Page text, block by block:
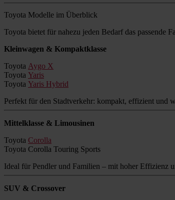
Toyota Modelle im Überblick
Toyota bietet für nahezu jeden Bedarf das passende
Kleinwagen & Kompaktklasse
Toyota Aygo X
Toyota Yaris
Toyota Yaris Hybrid
Perfekt für den Stadtverkehr: kompakt, effizient und
Mittelklasse & Limousinen
Toyota Corolla
Toyota Corolla Touring Sports
Ideal für Pendler und Familien – mit hoher Effizienz
SUV & Crossover